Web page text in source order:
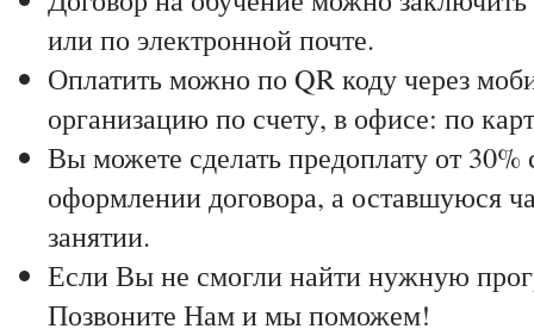
или по электронной почте.
Оплатить можно по QR коду через
организацию по счету, в офисе: по
Вы можете сделать предоплату от
оформлении договора, а оставшуюся
занятии.
Если Вы не смогли найти нужную
Позвоните Нам и мы поможем!